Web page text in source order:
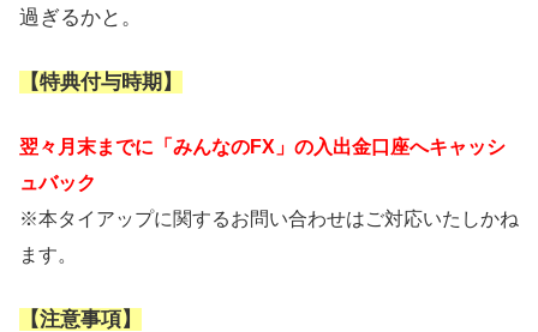
過ぎるかと。
【特典付与時期】
翌々月末までに「みんなのFX」の入出金口座へキャッシ
ュバック
※本タイアップに関するお問い合わせはご対応いたしかね
ます。
【注意事項】